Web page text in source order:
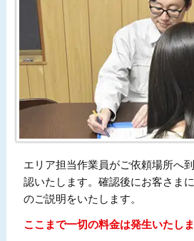
エリア担当作業員がご依頼場所へ
認いたします。確認後にお客さま
のご説明をいたします。
ここまで一切の料金は発生いたしま